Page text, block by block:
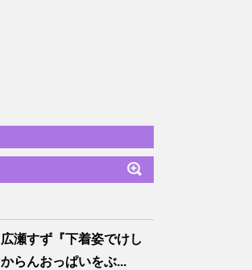
広瀬すず『下着姿でけし
からんおっぱいをぶ...